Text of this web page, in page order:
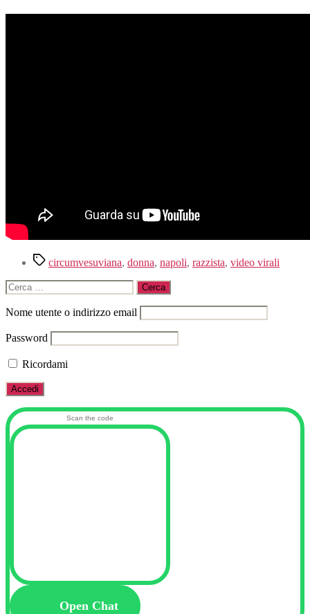
Tag circumvesuviana, donna, napoli, razzista, video virali
Cerca:
Nome utente o indirizzo email
Password
Ricordami
Scan the code
Open Chat